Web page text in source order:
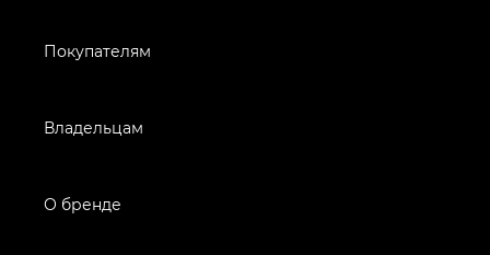
Покупателям
Владельцам
О бренде